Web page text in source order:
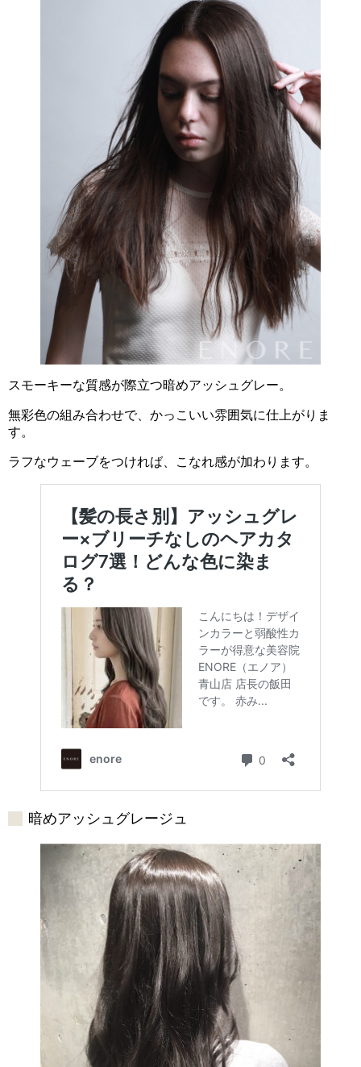
スモーキーな質感が際立つ暗めアッシュグレー。
無彩色の組み合わせで、かっこいい雰囲気に仕上がりま
す。
ラフなウェーブをつければ、こなれ感が加わります。
暗めアッシュグレージュ